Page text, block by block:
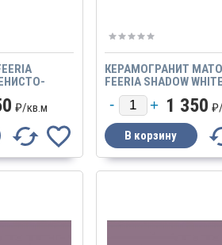
₽/кв.м
КЕРАМОГРАНИТ
FEERIA SHADOW WHITE
ТЕНИСТО-БЕЛЫЙ1 350 ₽/